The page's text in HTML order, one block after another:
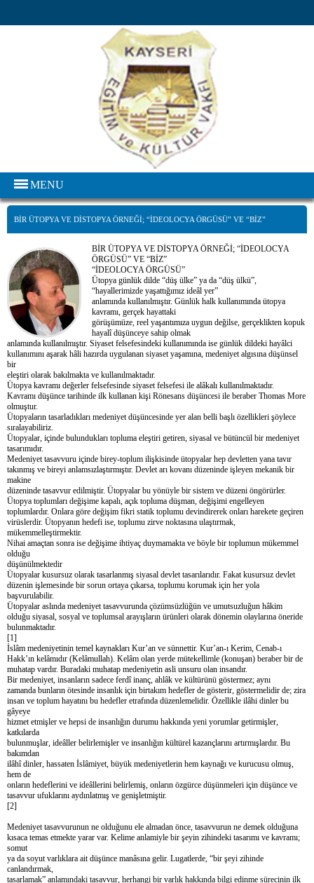
MENU
BİR ÜTOPYA VE DİSTOPYA ÖRNEĞİ; “İDEOLOCYA ÖRGÜSÜ” VE “BİZ”
“İDEOLOCYA ÖRGÜSÜ”BİR ÜTOPYA VE DİSTOPYA ÖRNEĞİ; “İDEOLOCYA
ÖRGÜSÜ” VE “BİZ”
“İDEOLOCYA ÖRGÜSÜ”
Ütopya günlük dilde “düş ülke” ya da “düş ülkü”,
“hayallerimizde yaşattığımız ideâl yer”
anlamında kullanılmıştır. Günlük halk kullanımında ütopya
kavramı, gerçek hayattaki
görüşümüze, reel yaşantımıza uygun değilse, gerçeklikten kopuk
hayalî düşünceye sahip olmak
anlamında kullanılmıştır. Siyaset felsefesindeki kullanımında ise günlük dildeki hayâlci
kullanımını aşarak hâli hazırda uygulanan siyaset yaşamına, medeniyet algısına düşünsel
bir
eleştiri olarak bakılmakta ve kullanılmaktadır.
Ütopya kavramı değerler felsefesinde siyaset felsefesi ile alâkalı kullanılmaktadır.
Kavramı düşünce tarihinde ilk kullanan kişi Rönesans düşüncesi ile beraber Thomas More
olmuştur.
Ütopyaların tasarladıkları medeniyet düşüncesinde yer alan belli başlı özellikleri şöylece
sıralayabiliriz.
Ütopyalar, içinde bulundukları topluma eleştiri getiren, siyasal ve bütüncül bir medeniyet
tasarımıdır.
Medeniyet tasavvuru içinde birey-toplum ilişkisinde ütopyalar hep devletten yana tavır
takınmış ve bireyi anlamsızlaştırmıştır. Devlet arı kovanı düzeninde işleyen mekanik bir
makine
düzeninde tasavvur edilmiştir. Ütopyalar bu yönüyle bir sistem ve düzeni öngörürler.
Ütopya toplumları değişime kapalı, açık topluma düşman, değişimi engelleyen
toplumlardır. Onlara göre değişim fikri statik toplumu devindirerek onları harekete geçiren
virüslerdir. Ütopyanın hedefi ise, toplumu zirve noktasına ulaştırmak,
mükemmelleştirmektir.
Nihai amaçtan sonra ise değişime ihtiyaç duymamakta ve böyle bir toplumun mükemmel
olduğu
düşünülmektedir
Ütopyalar kusursuz olarak tasarlanmış siyasal devlet tasarılarıdır. Fakat kusursuz devlet
düzenin işlemesinde bir sorun ortaya çıkarsa, toplumu korumak için her yola
başvurulabilir.
Ütopyalar aslında medeniyet tasavvurunda çözümsüzlüğün ve umutsuzluğun hâkim
olduğu siyasal, sosyal ve toplumsal arayışların ürünleri olarak dönemin olaylarına öneride
bulunmaktadır.
[1]
İslâm medeniyetinin temel kaynakları Kur’an ve sünnettir. Kur’an-ı Kerim, Cenab-ı
Hakk’ın kelâmıdır (Kelâmullah). Kelâm olan yerde mütekellimle (konuşan) beraber bir de
muhatap vardır. Buradaki muhatap medeniyetin asli unsuru olan insandır.
Bir medeniyet, insanların sadece ferdî inanç, ahlâk ve kültürünü göstermez; aynı
zamanda bunların ötesinde insanlık için birtakım hedefler de gösterir, göstermelidir de; zira
insan ve toplum hayatını bu hedefler etrafında düzenlemelidir. Özellikle ilâhi dinler bu
gâyeye
hizmet etmişler ve hepsi de insanlığın durumu hakkında yeni yorumlar getirmişler,
katkılarda
bulunmuşlar, ideâller belirlemişler ve insanlığın kültürel kazançlarını artırmışlardır. Bu
bakımdan
ilâhî dinler, hassaten İslâmiyet, büyük medeniyetlerin hem kaynağı ve kurucusu olmuş,
hem de
onların hedeflerini ve ideâllerini belirlemiş, onların özgürce düşünmeleri için düşünce ve
tasavvur ufuklarını aydınlatmış ve genişletmiştir.
[2]
Medeniyet tasavvurunun ne olduğunu ele almadan önce, tasavvurun ne demek olduğuna
kısaca temas etmekte yarar var. Kelime anlamiyle bir şeyin zihindeki tasarımı ve kavramı;
somut
ya da soyut varlıklara ait düşünce manâsına gelir. Lugatlerde, “bir şeyi zihinde
canlandırmak,
tasarlamak” anlamındaki tasavvur, herhangi bir varlık hakkında bilgi edinme sürecinin ilk